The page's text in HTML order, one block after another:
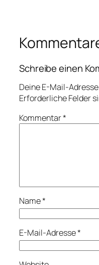
Schreibe einen
Deine E-Mail-
Erforderliche Felder
Kommentar*
Name*
E-Mail-Adresse*